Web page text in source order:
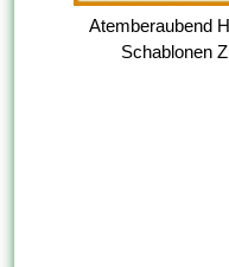
Atemberaubend
Schablonen